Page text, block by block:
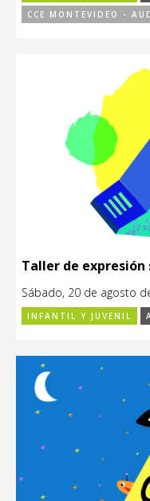
CCE MONTEVIDEO -
Taller de expresión
Sábado, 20 de agosto
INFANTIL Y JUVENIL